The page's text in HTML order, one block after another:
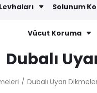
Solunum
Vücut Koruma
Dubalı
Dubalı Uyarı